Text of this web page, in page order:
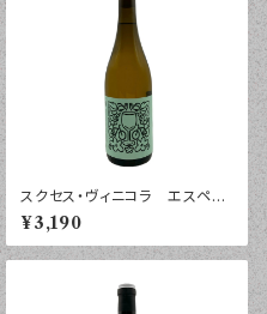
スクセス・ヴィニコラ エスペリ
エンシア パレリャーダ ヴィ
ノ・デ・メサ ２０２４年 ７５０
ｍｌ
¥3,190